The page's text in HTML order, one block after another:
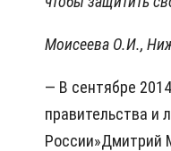
Моисеева О.И.,
— В сентябре
правительства и
России»Дмитрий